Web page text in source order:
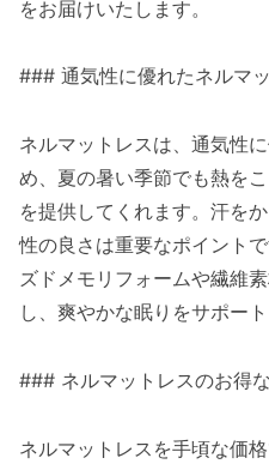
をお届けいたします。
### 通気性に優れたネルマ
ネルマットレスは、通気性
め、夏の暑い季節でも熱を
を提供してくれます。汗を
性の良さは重要なポイント
ズドメモリフォームや繊維
し、爽やかな眠りをサポート
### ネルマットレスのお得
ネルマットレスを手頃な価